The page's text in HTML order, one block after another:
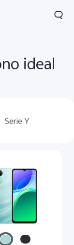
región
ideal
Serie Y